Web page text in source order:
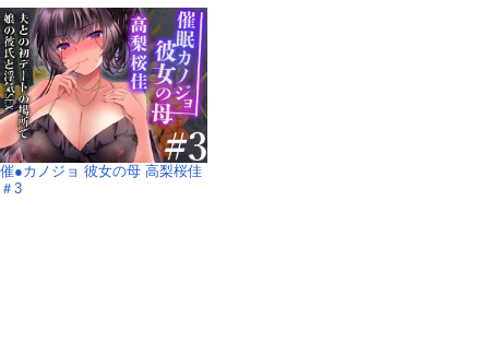
催●カノジョ 彼女の母 高梨桜佳
＃3